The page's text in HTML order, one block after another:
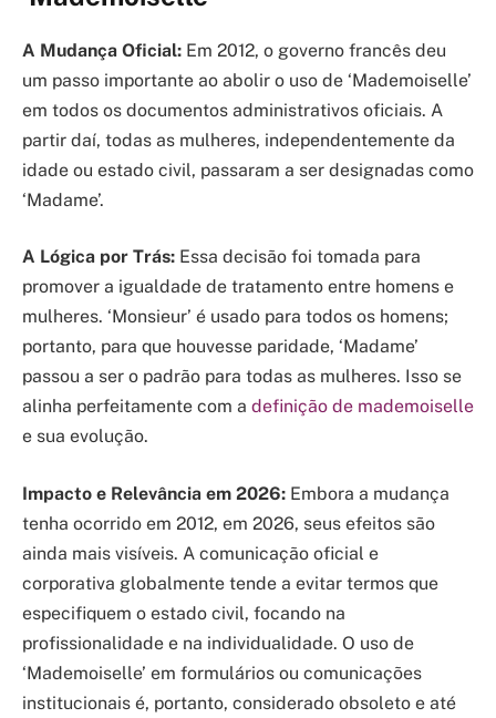
A Mudança Oficial: Em 2012, o governo francês deu
um passo importante ao abolir o uso de ‘Mademoiselle’
em todos os documentos administrativos oficiais. A
partir daí, todas as mulheres, independentemente da
idade ou estado civil, passaram a ser designadas como
‘Madame’.
A Lógica por Trás: Essa decisão foi tomada para
promover a igualdade de tratamento entre homens e
mulheres. ‘Monsieur’ é usado para todos os homens;
portanto, para que houvesse paridade, ‘Madame’
passou a ser o padrão para todas as mulheres. Isso se
alinha perfeitamente com a definição de mademoiselle
e sua evolução.
Impacto e Relevância em 2026: Embora a mudança
tenha ocorrido em 2012, em 2026, seus efeitos são
ainda mais visíveis. A comunicação oficial e
corporativa globalmente tende a evitar termos que
especifiquem o estado civil, focando na
profissionalidade e na individualidade. O uso de
‘Mademoiselle’ em formulários ou comunicações
institucionais é, portanto, considerado obsoleto e até